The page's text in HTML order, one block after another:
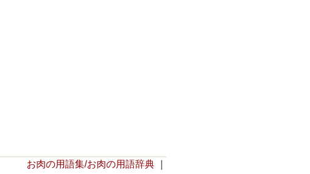
お肉の用語集/お肉の用語辞典